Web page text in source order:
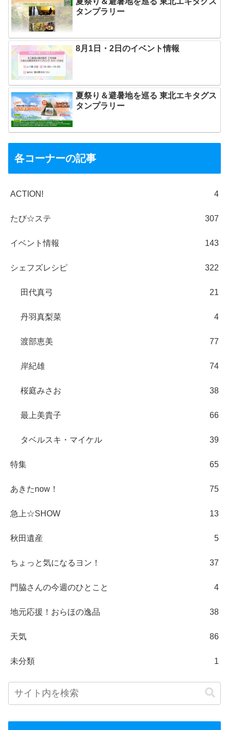
タンプラリー
8月1日・2日のイベント情報
夏祭り＆避暑地を巡る 東北エキタグス
タンプラリー
各コーナーの記事
ACTION! 4
たび☆ステ 307
イベント情報 143
シェフズレシピ 322
田代真弓 21
丹羽真梨菜 4
渡部恵美 77
岸紀雄 74
桜庭みさお 38
最上美貴子 66
タベルスキ・マイケル 39
特集 65
あきたnow！ 75
急上☆SHOW 13
秋田遺産 5
ちょっと気になるヨン！ 37
門脇さんの今週のひとこと 4
地元応援！おらほの逸品 38
天気 86
未分類 1